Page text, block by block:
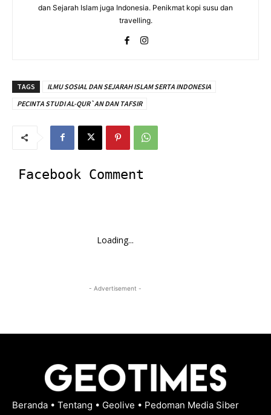
dan Sejarah Islam juga Indonesia. Penikmat kopi susu dan
travelling.
TAGS
ILMU SOSIAL DAN SEJARAH ISLAM SERTA INDONESIA
PECINTA STUDI AL-QUR`AN DAN TAFSIR
Facebook Comment
Loading...
- Advertisement -
Beranda • Tentang • Geolive • Pedoman Media Siber